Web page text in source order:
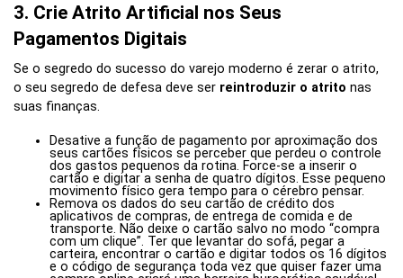
3. Crie Atrito Artificial nos Seus
Pagamentos Digitais
Se o segredo do sucesso do varejo moderno é zerar o atrito,
o seu segredo de defesa deve ser reintroduzir o atrito nas
suas finanças.
Desative a função de pagamento por aproximação dos
seus cartões físicos se perceber que perdeu o controle
dos gastos pequenos da rotina. Force-se a inserir o
cartão e digitar a senha de quatro dígitos. Esse pequeno
movimento físico gera tempo para o cérebro pensar.
Remova os dados do seu cartão de crédito dos
aplicativos de compras, de entrega de comida e de
transporte. Não deixe o cartão salvo no modo “compra
com um clique”. Ter que levantar do sofá, pegar a
carteira, encontrar o cartão e digitar todos os 16 dígitos
e o código de segurança toda vez que quiser fazer uma